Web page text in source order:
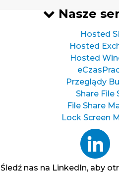
Nasze
Hosted
Hosted
Hosted
Przeglądy
Share File
File Share
Lock Screen
Śledź nas na LinkedIn, aby